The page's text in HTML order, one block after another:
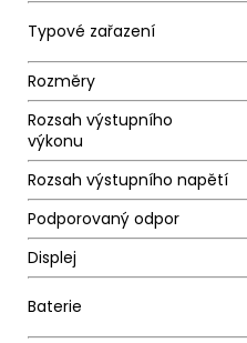
Typové zařazení
Rozměry
Rozsah výstupního
výkonu
Rozsah výstupního napětí
Podporovaný odpor
Displej
Baterie